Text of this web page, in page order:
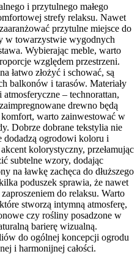
i przytulnego małego
strefy relaksu. Nawet
przytulne miejsce do
w towarzystwie wygodnych
Wybierając meble, warto
względem przestrzeni.
łatwo złożyć i schować, są
balkonów i tarasów. Materiały
– technorattan,
drewno będą
warto zainwestować w
Dobrze dobrane tekstylia nie
dodadzą ogrodowi koloru i
kolorystyczny, przełamując
subtelne wzory, dodając
na ławkę zachęca do dłuższego
poduszek sprawia, że nawet
do relaksu. Warto
stworzą intymną atmosferę,
czy rośliny posadzone w
barierę wizualną.
do ogólnej koncepcji ogrodu
i harmonijnej całości.